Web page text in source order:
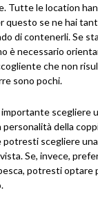
Tutte le location
questo se ne hai
di contenerli. Se
è necessario
che non
sono pochi.
scegliere
della
potresti scegliere
Se, invece,
potresti optare